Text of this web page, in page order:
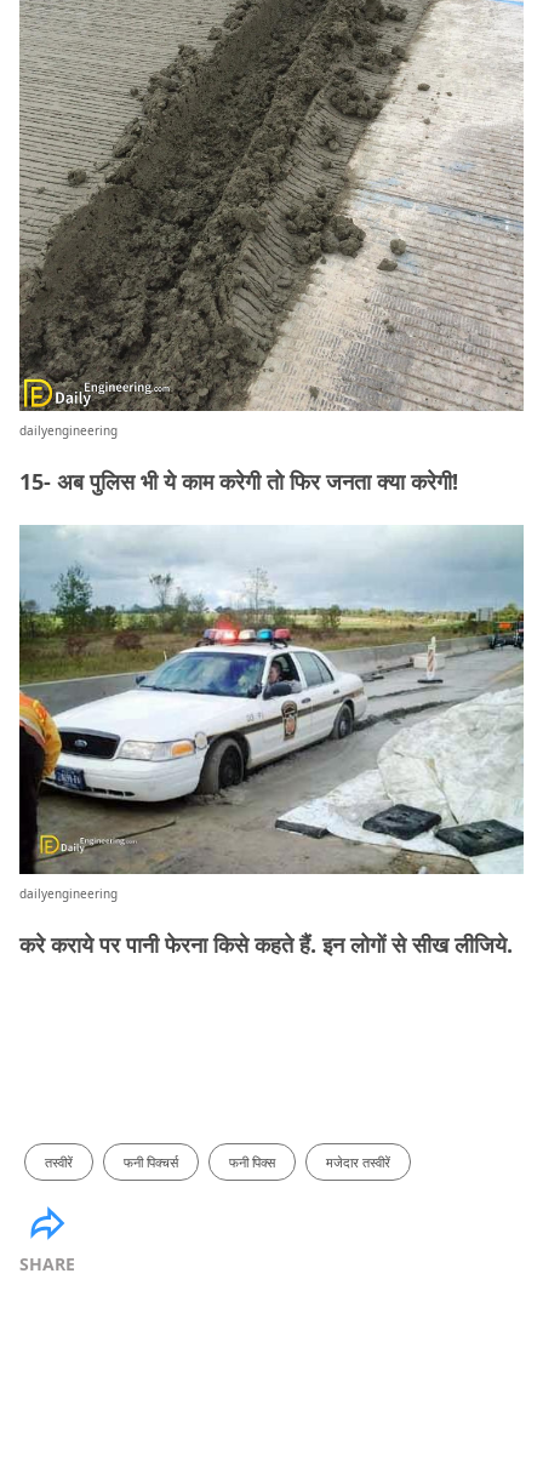
dailyengineering
15- अब पुलिस भी ये काम करेगी तो फिर जनता क्या करेगी!
dailyengineering
करे कराये पर पानी फेरना किसे कहते हैं. इन लोगों से सीख लीजिये.
तस्वीरें फनी पिक्चर्स फनी पिक्स मजेदार तस्वीरें
SHARE